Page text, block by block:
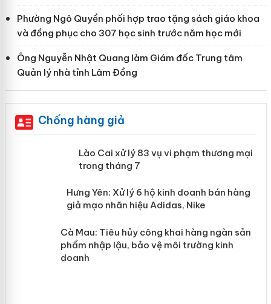
Phường Ngô Quyền phối hợp trao tặng sách giáo khoa
và đồng phục cho 307 học sinh trước năm học mới
Ông Nguyễn Nhật Quang làm Giám đốc Trung tâm
Quản lý nhà tỉnh Lâm Đồng
Chống hàng giả
Lào Cai xử lý 83 vụ vi phạm thương
mại trong tháng 7
Hưng Yên: Xử lý 6 hộ kinh doanh bán
hàng giả mạo nhãn hiệu Adidas, Nike